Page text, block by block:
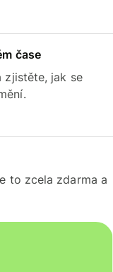
čase
zjistěte, jak se
to zcela zdarma a